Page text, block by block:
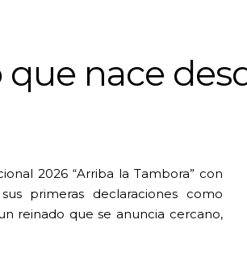
nace
2026 “Arriba la Tambora” con
primeras declaraciones como
reinado que se anuncia cercano,